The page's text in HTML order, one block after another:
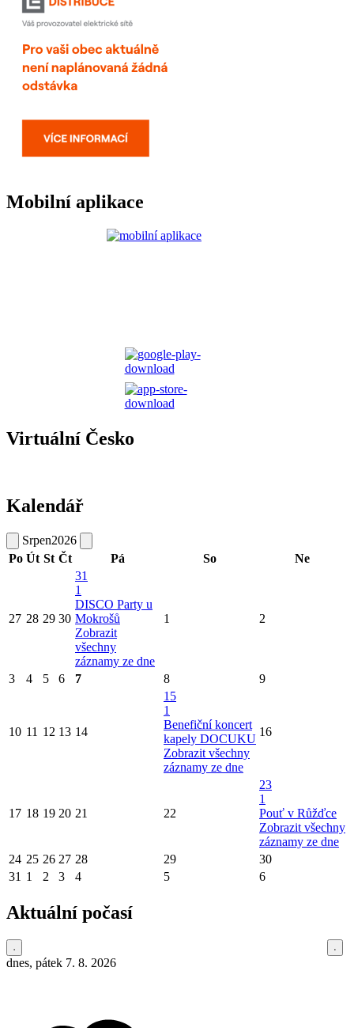
Mobilní aplikace
Virtuální Česko
Kalendář
Srpen2026
Po Út St Čt Pá So Ne
27 28 29 30
31
1
DISCO Party u
Mokrošů
Zobrazit
všechny
záznamy ze dne
1 2
3 4 5 6 7 8 9
10 11 12 13 14
15
1
Benefiční koncert
kapely DOCUKU
Zobrazit všechny
záznamy ze dne
16
17 18 19 20 21 22
23
1
Pouť v Růžďce
Zobrazit všechny
záznamy ze dne
24 25 26 27 28 29
30
31 1 2 3 4 5 6
Aktuální počasí
dnes, pátek 7. 8. 2026